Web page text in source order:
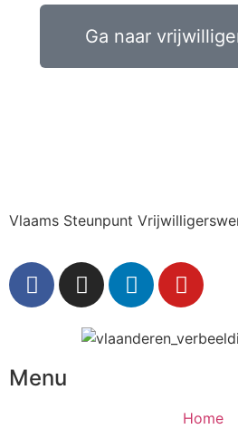
Ga naar
Vlaams Steunpunt
Menu
Home